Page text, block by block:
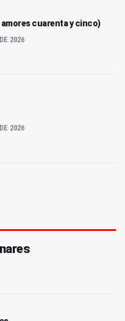
cuarenta y cinco)
2026
2026